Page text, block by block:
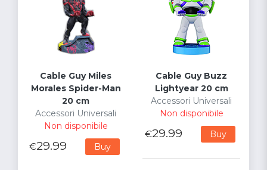
Cable Guy Miles
Morales Spider-Man
20 cm
Accessori Universali
Non disponibile
€29.99 Buy
Cable Guy Buzz
Lightyear 20 cm
Accessori Universali
Non disponibile
€29.99 Buy